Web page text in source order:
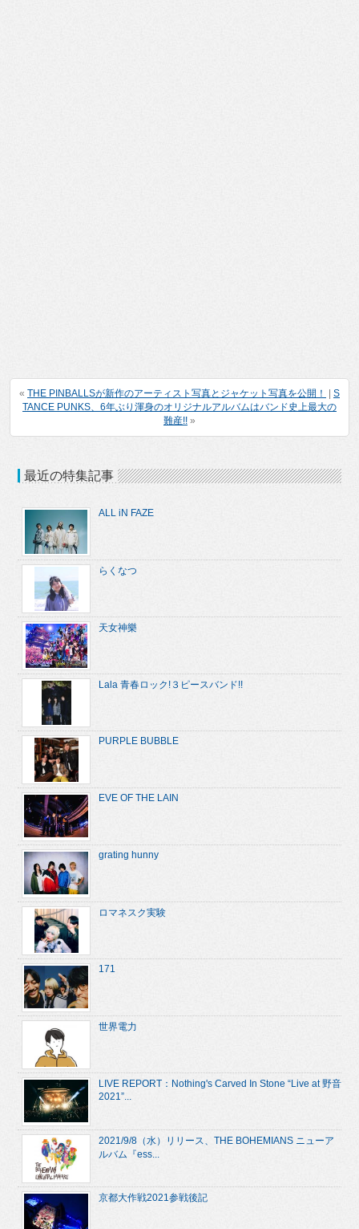
« THE PINBALLSが新作のアーティスト写真とジャケット写真を公開！ | S
TANCE PUNKS、6年ぶり渾身のオリジナルアルバムはバンド史上最大の
難産!! »
最近の特集記事
ALL iN FAZE
らくなつ
天女神樂
Lala 青春ロック!３ピースバンド!!
PURPLE BUBBLE
EVE OF THE LAIN
grating hunny
ロマネスク実験
171
世界電力
LIVE REPORT：Nothing's Carved In Stone “Live at 野音
2021”...
2021/9/8（水）リリース、THE BOHEMIANS ニューア
ルバム『ess...
京都大作戦2021参戦後記